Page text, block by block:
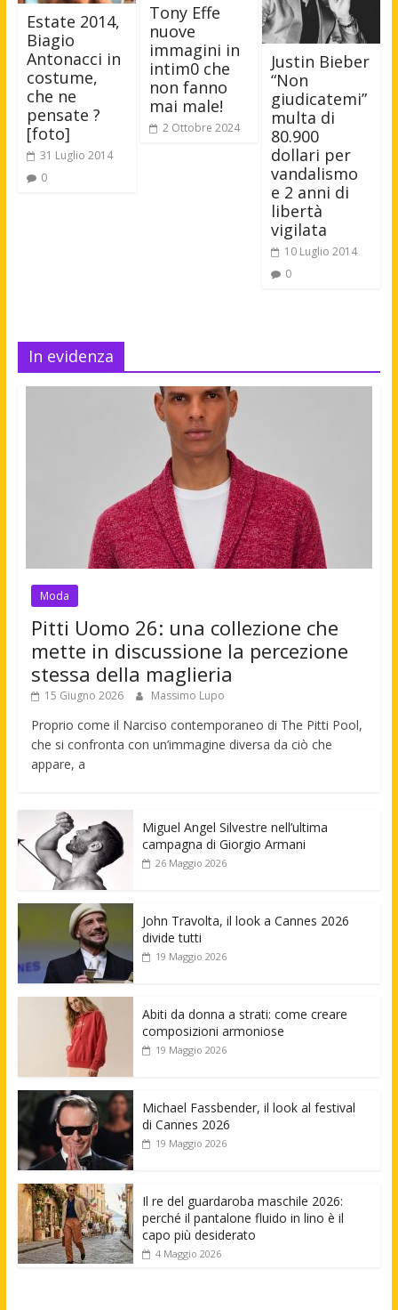
Estate 2014,
Biagio
Antonacci in
costume,
che ne
pensate ?
[foto]
31 Luglio 2014
0
Tony Effe
nuove
immagini in
intim0 che
non fanno
mai male!
2 Ottobre 2024
Justin Bieber
“Non
giudicatemi”
multa di
80.900
dollari per
vandalismo
e 2 anni di
libertà
vigilata
10 Luglio 2014
0
In evidenza
Moda
Pitti Uomo 26: una collezione che
mette in discussione la percezione
stessa della maglieria
15 Giugno 2026 Massimo Lupo
Proprio come il Narciso contemporaneo di The Pitti Pool,
che si confronta con un’immagine diversa da ciò che
appare, a
Miguel Angel Silvestre nell’ultima
campagna di Giorgio Armani
26 Maggio 2026
John Travolta, il look a Cannes 2026
divide tutti
19 Maggio 2026
Abiti da donna a strati: come creare
composizioni armoniose
19 Maggio 2026
Michael Fassbender, il look al festival
di Cannes 2026
19 Maggio 2026
Il re del guardaroba maschile 2026:
perché il pantalone fluido in lino è il
capo più desiderato
4 Maggio 2026